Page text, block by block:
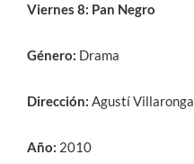
Viernes 8: Pan Negro
Género: Drama
Dirección: Agustí Villaronga
Año: 2010